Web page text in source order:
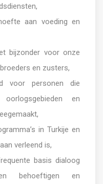
aan voeding en
bijzonder voor onze
en zusters,
voor personen die
en
in Turkije en
verleend is,
basis dialoog
behoeftigen en